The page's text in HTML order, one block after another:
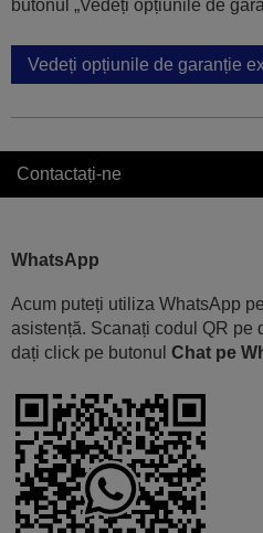
butonul „Vedeți opțiunile de
Vedeți opțiunile de garanție
Contactați-ne
WhatsApp
Acum puteți utiliza WhatsApp
asistență. Scanați codul QR pe
dați click pe butonul Chat pe